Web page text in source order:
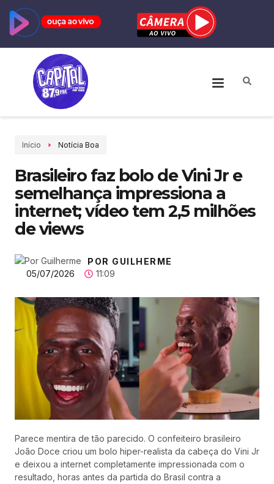
Início Notícia Boa
Brasileiro faz bolo de Vini Jr e
semelhança impressiona a
internet; vídeo tem 2,5 milhões
de views
POR GUILHERME
05/07/2026
11:09
Parece mentira de tão parecido. O confeiteiro brasileiro
João Doce criou um bolo hiper-realista da cabeça do Vini Jr
e deixou a internet completamente impressionada com o
resultado, horas antes da partida do Brasil contra a